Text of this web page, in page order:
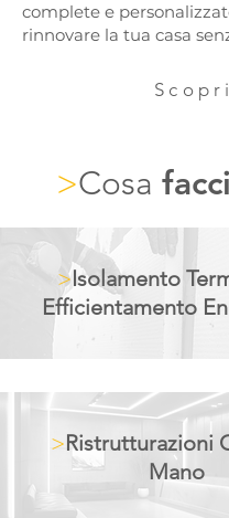
complete e
rinnovare la tua casa
>Cosa
>Isolamento
Efficientamento
>Ristrutturazioni
Mano